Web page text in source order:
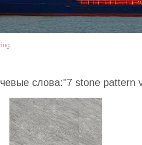
слова:"7 stone pattern